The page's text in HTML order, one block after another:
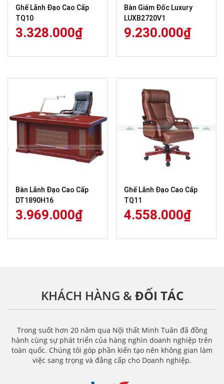
Ghế Lãnh Đạo Cao Cấp
TQ10
3.328.000₫
Bàn Giám Đốc Luxury
LUXB2720V1
9.230.000₫
Bàn Lãnh Đạo Cao Cấp
DT1890H16
3.969.000₫
Ghế Lãnh Đạo Cao Cấp
TQ11
4.558.000₫
KHÁCH HÀNG &ĐỐI TÁC
Trong suốt hơn 20 năm qua Nội thất Minh Tuân đã đồng
hành cùng sự phát triển của hàng nghìn doanh nghiệp trên
toàn quốc. Chúng tôi góp phần kiến tạo nên không gian làm
việc sang trọng và đẳng cấp cho Doanh nghiệp.